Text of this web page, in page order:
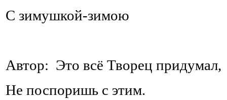
С зимушкой-зимою
Автор: Это всё Творец придумал,
Не поспоришь с этим.